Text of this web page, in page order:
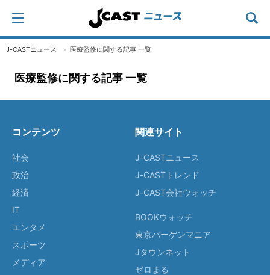
J-CASTニュース 医療監修に関する記事 一覧
医療監修に関する記事 一覧
コンテンツ
社会
政治
経済
IT
エンタメ
スポーツ
メディア
関連サイト
J-CASTニュース
J-CASTトレンド
J-CAST会社ウォッチ
BOOKウォッチ
東京バーゲンマニア
Jタウンネット
ゼロまる